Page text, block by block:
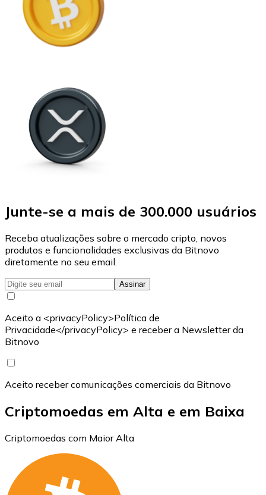
Junte-se a mais de 300.000 usuários
Receba atualizações sobre o mercado cripto, novos
produtos e funcionalidades exclusivas da Bitnovo
diretamente no seu email.
Assinar
Aceito a <privacyPolicy>Política de
Privacidade</privacyPolicy> e receber a Newsletter da
Bitnovo
Aceito receber comunicações comerciais da Bitnovo
Criptomoedas em Alta e em Baixa
Criptomoedas com Maior Alta